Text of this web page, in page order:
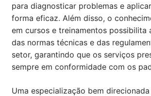
para diagnosticar problemas e
forma eficaz. Além disso, o
em cursos e treinamentos possibilita
das normas técnicas e das
setor, garantindo que os serviços
sempre em conformidade com os
Uma especialização bem